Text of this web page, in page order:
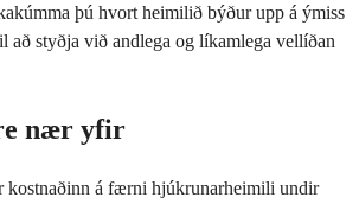
þú hvort heimilið býður upp á ýmiss
að styðja við andlega og líkamlega vellíðan
nær yfir
kostnaðinn á færni hjúkrunarheimili undir